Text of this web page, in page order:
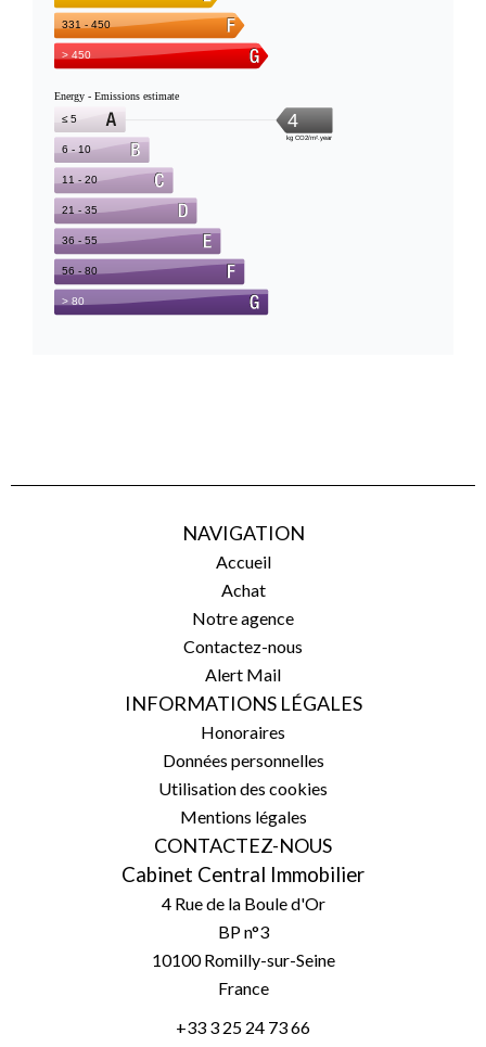
NAVIGATION
Accueil
Achat
Notre agence
Contactez-nous
Alert Mail
INFORMATIONS LÉGALES
Honoraires
Données personnelles
Utilisation des cookies
Mentions légales
CONTACTEZ-NOUS
Cabinet Central Immobilier
4 Rue de la Boule d'Or
BP n°3
10100Romilly-sur-Seine
France
+33 3 25 24 73 66